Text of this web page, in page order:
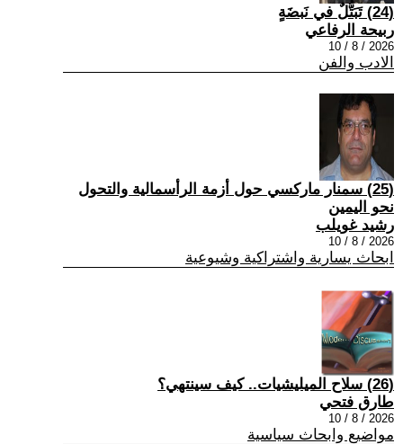
(24) تَبَتُّلٌ في نَبضَةٍ
ربيحة الرفاعي
2026 / 8 / 10
الادب والفن
(25) سمنار ماركسي حول أزمة الرأسمالية والتحول
نحو اليمين
رشيد غويلب
2026 / 8 / 10
ابحاث يسارية واشتراكية وشيوعية
(26) سلاح الميليشيات.. كيف سينتهي؟
طارق فتحي
2026 / 8 / 10
مواضيع وابحاث سياسية